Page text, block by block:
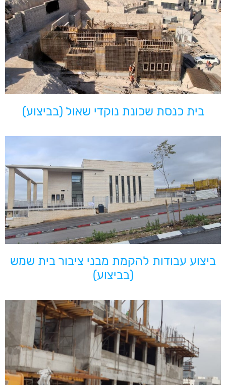
בית כנסת שכונת נוקדי שאול (בביצוע)
ביצוע עבודות להקמת מבני ציבור בית שמש
(בביצוע)